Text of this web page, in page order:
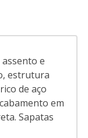
e
estrutura
de aço
em
Sapatas